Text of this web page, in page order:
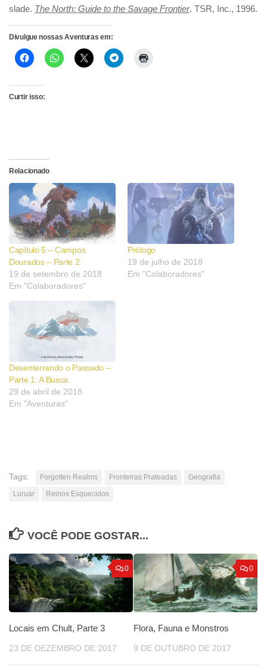
slade. The North: Guide to the Savage Frontier. TSR, Inc., 1996.
Divulgue nossas Aventuras em:
Curtir isso:
Relacionado
Capítulo 5 – Campos
Dourados – Parte 2
19 de setembro de 2018
Em "Colaboradores"
Prólogo
19 de julho de 2018
Em "Colaboradores"
Desenterrando o Passado –
Parte 1: A Busca
29 de abril de 2018
Em "Aventuras"
Tags: Forgotten Realms Fronteiras Prateadas
Geografia
Luruar
Reinos Esquecidos
VOCÊ PODE GOSTAR...
0
Locais em Chult, Parte 3
23 DE DEZEMBRO DE 2017
0
Flora, Fauna e Monstros
9 DE OUTUBRO DE 2017